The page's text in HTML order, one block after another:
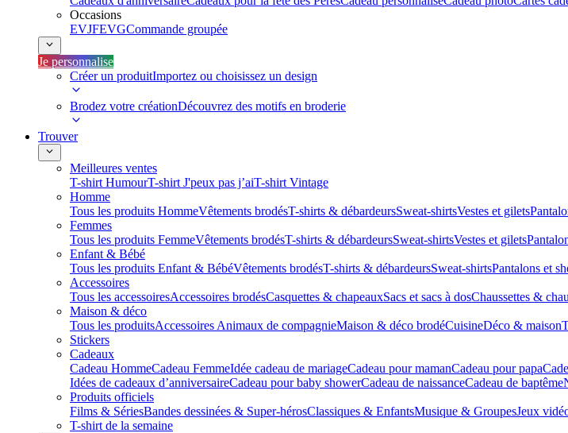
Occasions
EVJFEVGCommande groupée
Je personnalise
Créer un produitImportez ou choisissez un design
Brodez votre créationDécouvrez des motifs en broderie
Trouver
Meilleures ventes
T-shirt HumourT-shirt J'peux pas j’aiT-shirt Vintage
Homme
Tous les produits HommeVêtements brodésT-shirts & débardeursSweat-shirtsVestes et gilets
Femmes
Tous les produits FemmeVêtements brodésT-shirts & débardeursSweat-shirtsVestes et gilets
Enfant & Bébé
Tous les produits Enfant & BébéVêtements brodésT-shirts & débardeursSweat-shirtsPantalons et
Accessoires
Tous les accessoiresAccessoires brodésCasquettes & chapeauxSacs et sacs à dosChaussettes &
Maison & déco
Tous les produitsAccessoires Animaux de compagnieMaison & déco brodéCuisineDéco & maison
Stickers
Cadeaux
Cadeau HommeCadeau FemmeIdée cadeau de mariage​Cadeau pour mamanCadeau pour papa
Idées de cadeaux d’anniversaireCadeau pour baby showerCadeau de naissanceCadeau de baptême
Produits officiels
Films & SériesBandes dessinées & Super-hérosClassiques & EnfantsMusique & GroupesJeux
T-shirt de la semaine